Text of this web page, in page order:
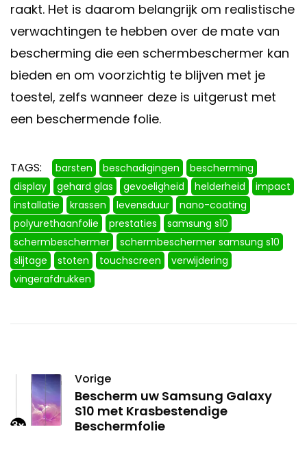
raakt. Het is daarom belangrijk om realistische
verwachtingen te hebben over de mate van
bescherming die een schermbeschermer kan
bieden en om voorzichtig te blijven met je
toestel, zelfs wanneer deze is uitgerust met
een beschermende folie.
TAGS: barsten beschadigingen
bescherming
display
gehard glas gevoeligheid helderheid
impact
installatie
krassen levensduur
nano-coating
polyurethaanfolie
prestaties
samsung s10
schermbeschermer
schermbeschermer samsung s10
slijtage
stoten touchscreen
verwijdering
vingerafdrukken
Vorige
Bescherm uw Samsung Galaxy
S10 met Krasbestendige
Beschermfolie